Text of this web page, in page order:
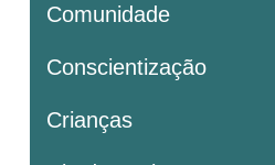
Comunidade
Conscientização
Crianças